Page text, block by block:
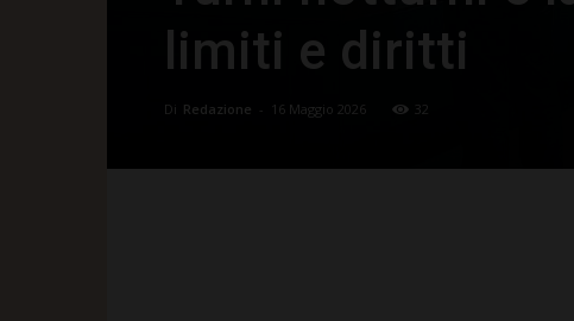
limiti e diritti
Di Redazione 16 Maggio 2026 32